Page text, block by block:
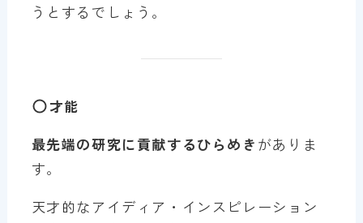
うとするでしょう。
才能
最先端の研究に貢献するひらめき がありま
す。
天才的なアイディア・インスピレーション